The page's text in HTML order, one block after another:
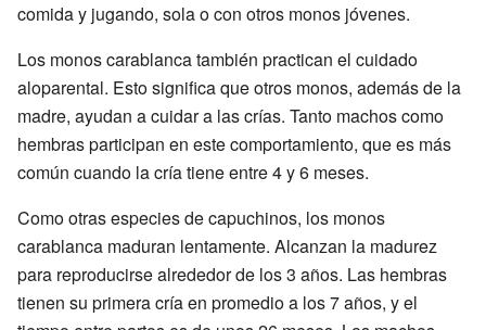
comida y jugando, sola o con otros monos jóvenes.
Los monos carablanca también practican el cuidado
aloparental. Esto significa que otros monos, además de la
madre, ayudan a cuidar a las crías. Tanto machos como
hembras participan en este comportamiento, que es más
común cuando la cría tiene entre 4 y 6 meses.
Como otras especies de capuchinos, los monos
carablanca maduran lentamente. Alcanzan la madurez
para reproducirse alrededor de los 3 años. Las hembras
tienen su primera cría en promedio a los 7 años, y el